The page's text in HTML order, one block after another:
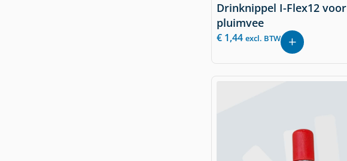
Drinknippel I-Flex12 voor
pluimvee
€ 1,44 excl. BTW